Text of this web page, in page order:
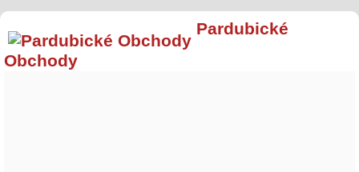
Pardubické
Obchody